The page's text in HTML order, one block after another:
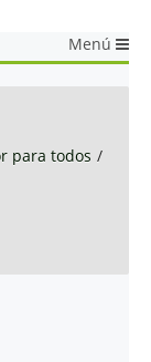
Menú
para todos /